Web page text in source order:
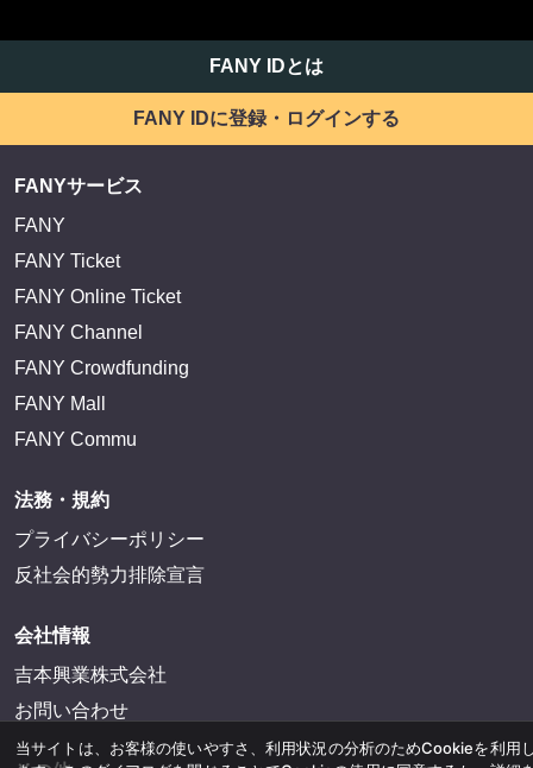
FANY IDとは
FANY IDに登録・ログインする
FANY Ticket
FANY Online Ticket
FANY Channel
FANY Crowdfunding
FANY Mall
FANY Commu
プライバシーポリシー
反社会的勢力排除宣言
吉本興業株式会社
お問い合わせ
その他
当サイトは、お客様の使いやすさ、利用状況の分析のためCookieを利用
ます。このダイアログを閉じることでCookieの使用に同意するか、詳細